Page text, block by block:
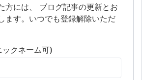
方には、 ブログ記事の更新とお
ます。いつでも登録解除いただ
クネーム可)